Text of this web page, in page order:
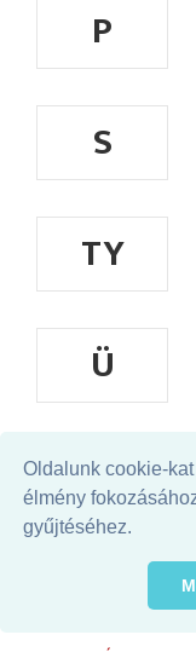
Oldalunk cookie-
élmény
gyűjtéséhez.
P
S
TY
Ü
W